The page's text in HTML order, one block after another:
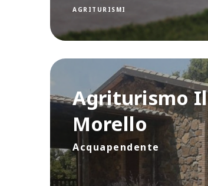
AGRITURISMI
Agriturismo Il
Morello
Acquapendente